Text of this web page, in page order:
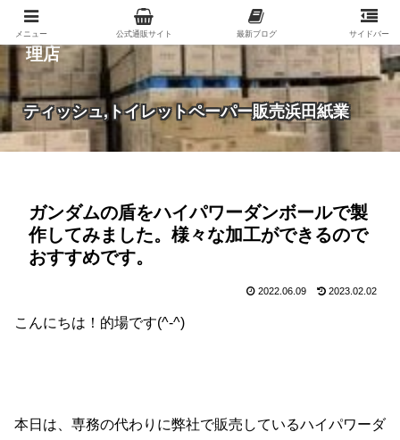
紙（家庭紙・包装紙・印刷用紙など）の総合代
理店
ティッシュ,トイレットペーパー販売浜田紙業
ガンダムの盾をハイパワーダンボールで製
作してみました。様々な加工ができるので
おすすめです。
2022.06.09 2023.02.02
こんにちは！的場です(^-^)
本日は、専務の代わりに弊社で販売しているハイパワーダ
メニュー 公式通販サイト 最新ブログ サイドバー